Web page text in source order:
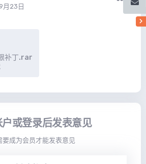
月23日
补丁.rar
或登录后发表意见
要成为会员才能发表意见